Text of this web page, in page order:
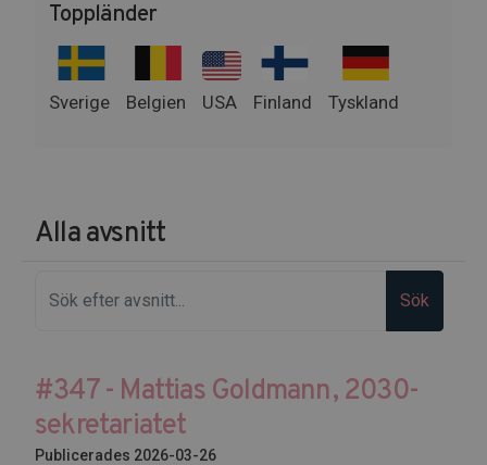
Toppländer
Sverige Belgien USA Finland Tyskland
Alla avsnitt
Sök
#347 - Mattias Goldmann, 2030-
sekretariatet
Publicerades 2026-03-26